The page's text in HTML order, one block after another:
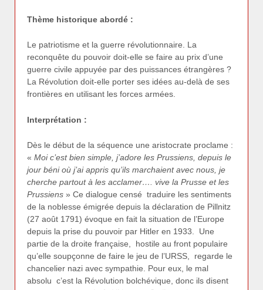
Thème historique abordé :
Le patriotisme et la guerre révolutionnaire. La
reconquête du pouvoir doit-elle se faire au prix d’une
guerre civile appuyée par des puissances étrangères ?
La Révolution doit-elle porter ses idées au-delà de ses
frontières en utilisant les forces armées.
Interprétation :
Dès le début de la séquence une aristocrate proclame :
« Moi c’est bien simple, j’adore les Prussiens, depuis le
jour béni où j’ai appris qu’ils marchaient avec nous, je
cherche partout à les acclamer…. vive la Prusse et les
Prussiens » Ce dialogue censé traduire les sentiments
de la noblesse émigrée depuis la déclaration de Pillnitz
(27 août 1791) évoque en fait la situation de l’Europe
depuis la prise du pouvoir par Hitler en 1933. Une
partie de la droite française, hostile au front populaire
qu’elle soupçonne de faire le jeu de l’URSS, regarde le
chancelier nazi avec sympathie. Pour eux, le mal
absolu c’est la Révolution bolchévique, donc ils disent